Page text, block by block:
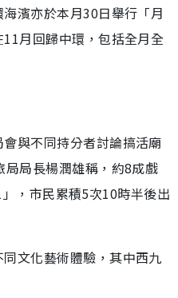
濱亦於本月30日舉行「月
月回歸中環，包括全月全
與不同持分者討論搞活廟
局長楊潤雄稱，約8成戲
，市民累積5次10時半後出
文化藝術體驗，其中西九